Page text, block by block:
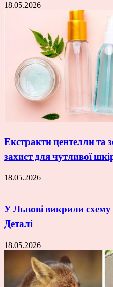
18.05.2026
Екстракти центелли та
захист для чутливої
18.05.2026
У Львові викрили
Деталі
18.05.2026